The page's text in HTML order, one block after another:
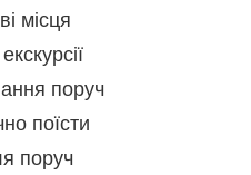
місця
поруч
поїсти
поруч